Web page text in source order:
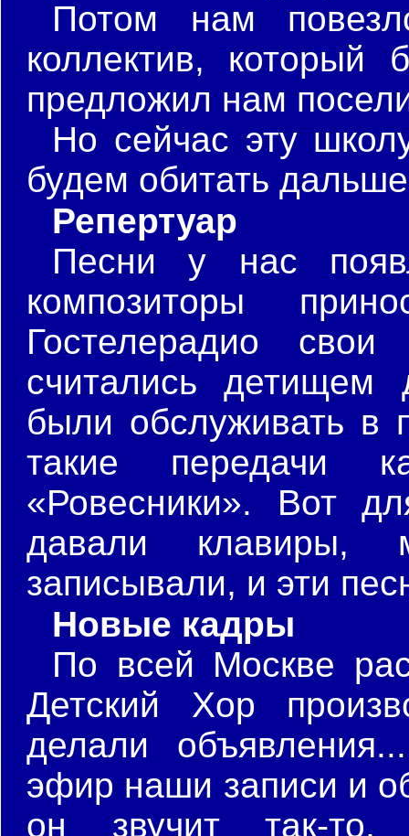
Потом нам
коллектив,
предложил нам
Но сейчас эту
будем обитать
Репертуар
Песни у нас
композиторы
Гостелерадио
считались
были обслуживать в
такие передачи
«Ровесники». Вот
давали клавиры,
записывали, и эти
Новые кадры
По всей Москве
Детский Хор
делали
эфир наши записи и
он звучит так-